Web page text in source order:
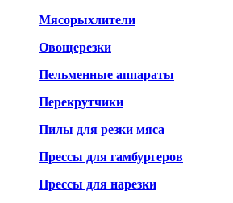
Мясорыхлители
Овощерезки
Пельменные аппараты
Перекрутчики
Пилы для резки мяса
Прессы для гамбургеров
Прессы для нарезки